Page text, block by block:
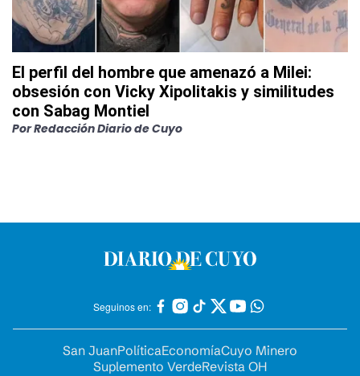
El perfil del hombre que amenazó a Milei:
obsesión con Vicky Xipolitakis y similitudes
con Sabag Montiel
PorRedacción Diario de Cuyo
Seguinos en:
San JuanPolíticaEconomíaCuyo Minero
Suplemento VerdeRevista OH